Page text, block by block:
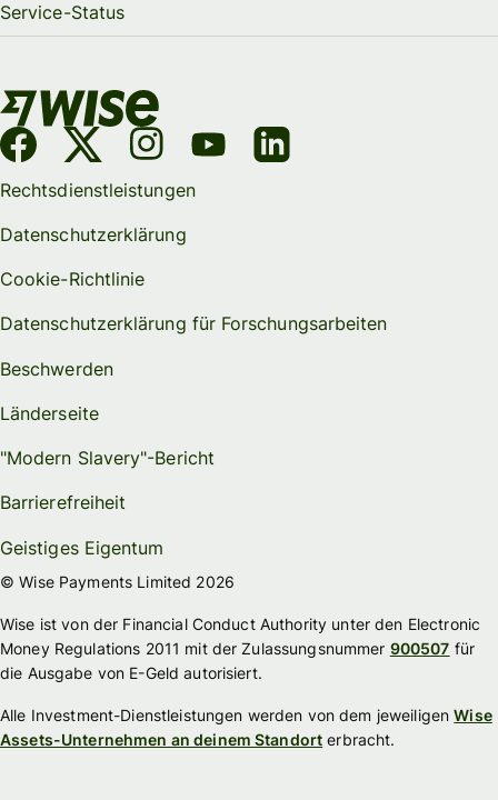
Service-Status
Rechtsdienstleistungen
Datenschutzerklärung
Cookie-Richtlinie
Datenschutzerklärung für Forschungsarbeiten
Beschwerden
Länderseite
"Modern Slavery"-Bericht
Barrierefreiheit
Geistiges Eigentum
© Wise Payments Limited 2026
Wise ist von der Financial Conduct Authority unter den Electronic
Money Regulations 2011 mit der Zulassungsnummer 900507 für
die Ausgabe von E-Geld autorisiert.
Alle Investment-Dienstleistungen werden von dem jeweiligenWise
Assets-Unternehmen an deinem Standort erbracht.